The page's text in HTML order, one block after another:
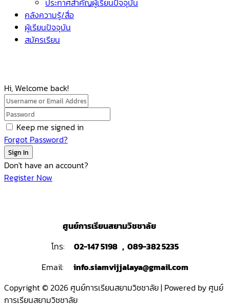
ประกาศสำคัญผู้เรียนปัจจุบัน
คลังความรู้/สื่อ
ผู้เรียนปัจจุบัน
สมัครเรียน
Hi, Welcome back!
Keep me signed in
Forgot Password?
Sign In
Don't have an account?
Register Now
ศูนย์การเรียนสยามวิชชาลัย
โทร:
02-147 5198 , 089-382 5235
Email:
info.siamvijjalaya@gmail.com
Copyright © 2026 ศูนย์การเรียนสยามวิชชาลัย | Powered by ศูนย์
การเรียนสยามวิชชาลัย